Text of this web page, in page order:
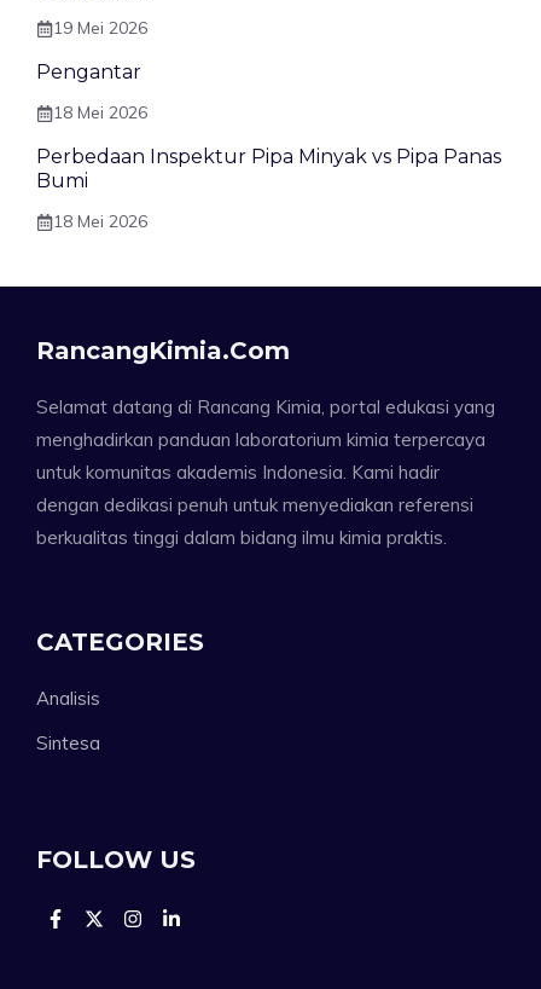
19 Mei 2026
Pengantar
18 Mei 2026
Perbedaan Inspektur Pipa Minyak vs Pipa Panas
Bumi
18 Mei 2026
RancangKimia.com
Selamat datang di Rancang Kimia, portal edukasi yang
menghadirkan panduan laboratorium kimia terpercaya
untuk komunitas akademis Indonesia. Kami hadir
dengan dedikasi penuh untuk menyediakan referensi
berkualitas tinggi dalam bidang ilmu kimia praktis.
CATEGORIES
Analisis
Sintesa
FOLLOW US